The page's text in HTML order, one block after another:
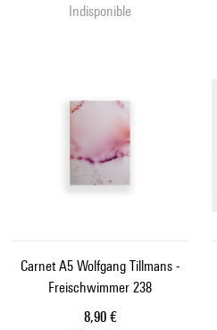
Indisponible
Carnet A5 Wolfgang Tillmans -
Freischwimmer 238
Prix ​​actuel
8,90 €